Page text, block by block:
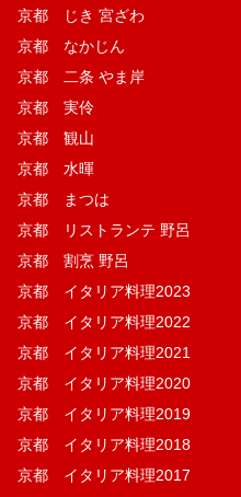
京都 じき 宮ざわ
京都 なかじん
京都 二条 やま岸
京都 実伶
京都 観山
京都 水暉
京都 まつは
京都 リストランテ 野呂
京都 割烹 野呂
京都 イタリア料理2023
京都 イタリア料理2022
京都 イタリア料理2021
京都 イタリア料理2020
京都 イタリア料理2019
京都 イタリア料理2018
京都 イタリア料理2017